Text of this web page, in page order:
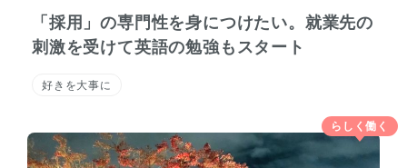
「採用」の専門性を身につけたい。就業先の
刺激を受けて英語の勉強もスタート
好きを大事に
らしく働く